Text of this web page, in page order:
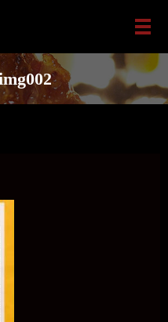
メ